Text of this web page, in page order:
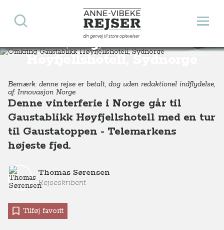
Anne-Vibeke Rejser
din genvej til store oplevelser
Åbn
Søg
Omkring Gaustablikk
Høyfjellshotell, Sydnorge
Destinationer Europa Norge Omkring Gaustablikk Høyfjellshotell, Sydnorge
Bemærk: denne rejse er betalt, dog uden redaktionel indflydelse,
af: Innovasjon Norge
Denne vinterferie i Norge går til
Gaustablikk Høyfjellshotell med en tur
til Gaustatoppen - Telemarkens
højeste fjed.
Thomas Sørensen
Rejseskribent
Tilføj favorit